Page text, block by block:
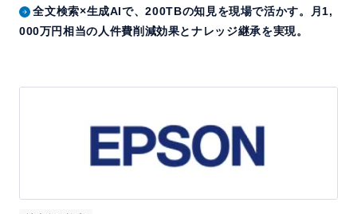
全文検索×生成AIで、200TBの知見を現場で活かす。月1,
000万円相当の人件費削減効果とナレッジ継承を実現。